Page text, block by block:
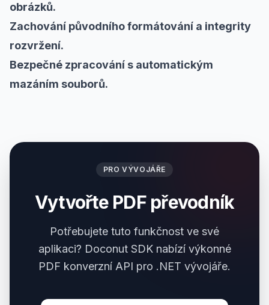
obrázků.
Zachování původního formátování a integrity
rozvržení.
Bezpečné zpracování s automatickým
mazáním souborů.
PRO VÝVOJÁŘE
Vytvořte PDF převodník
Potřebujete tuto funkčnost ve své
aplikaci? Doconut SDK nabízí výkonné
PDF konverzní API pro .NET vývojáře.